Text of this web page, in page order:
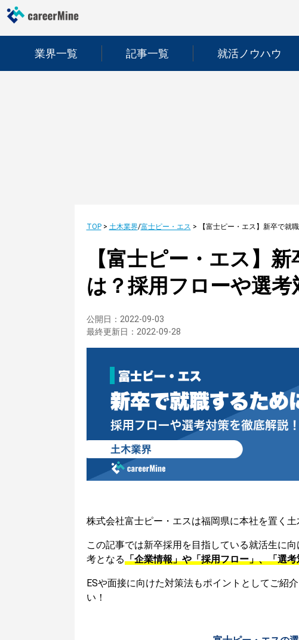
業界一覧 記事一覧 就活ノウハウ
TOP> 土木業界/富士ピー・エス >
【富士ピー・エス】
は？採用フローや選考
公開日： 2022-09-03
最終更新日： 2022-09-28
株式会社富士ピー・エスは福岡県に本社を置く土
この記事では新卒採用を目指している就活生に
考となる「企業情報」や「採用フロー」、「選
ESや面接に向けた対策法もポイントとしてご紹
い！